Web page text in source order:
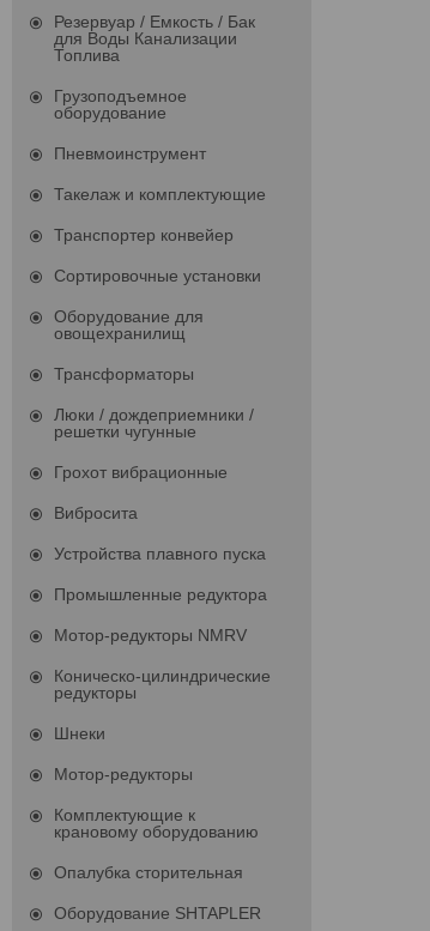
Резервуар / Емкость / Бак
для Воды Канализации
Топлива
Грузоподъемное
оборудование
Пневмоинструмент
Такелаж и комплектующие
Транспортер конвейер
Сортировочные установки
Оборудование для
овощехранилищ
Трансформаторы
Люки / дождеприемники /
решетки чугунные
Грохот вибрационные
Вибросита
Устройства плавного пуска
Промышленные редуктора
Мотор-редукторы NMRV
Коническо-цилиндрические
редукторы
Шнеки
Мотор-редукторы
Комплектующие к
крановому оборудованию
Опалубка сторительная
Оборудование SHTAPLER